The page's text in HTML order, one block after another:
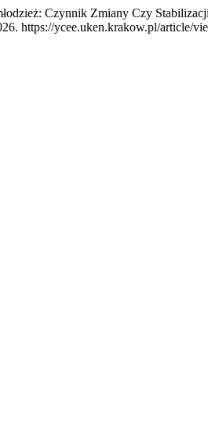
Czynnik Zmiany Czy
https://ycee.uken.krakow.pl/article/